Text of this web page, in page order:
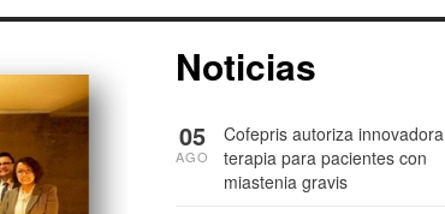
Noticias
Cofepris autoriza innovadora
terapia para pacientes con
miastenia gravis
05
AGO